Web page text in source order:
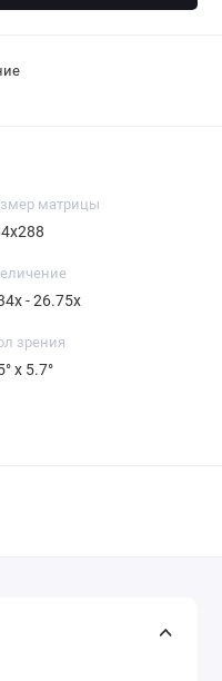
матрицы
- 26.75x
зрения
x 5.7°